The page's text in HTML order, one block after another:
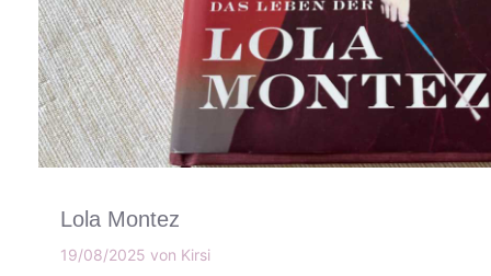
Lola Montez
19/08/2025 von Kirsi